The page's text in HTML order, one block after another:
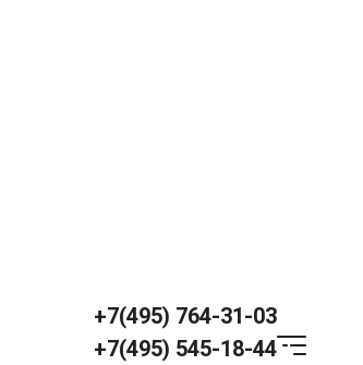
+7(495) 764-31-03
+7(495) 545-18-44